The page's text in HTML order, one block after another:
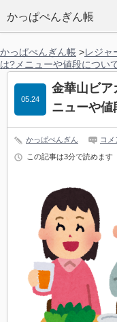
かっぱぺんぎん帳
かっぱぺんぎん帳 >レジャ
は?メニューや値段につい
金華山ビア
ニューや値
05.24
かっぱぺんぎん コメ
この記事は3分で読めます